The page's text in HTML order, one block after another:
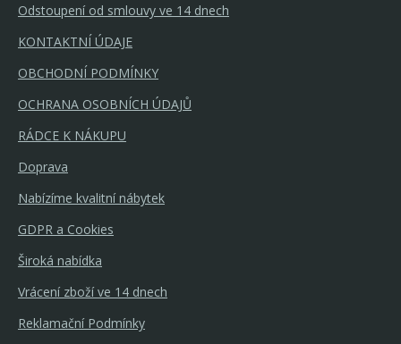
Odstoupení od smlouvy ve 14 dnech
KONTAKTNÍ ÚDAJE
OBCHODNÍ PODMÍNKY
OCHRANA OSOBNÍCH ÚDAJŮ
RÁDCE K NÁKUPU
Doprava
Nabízíme kvalitní nábytek
GDPR a Cookies
Široká nabídka
Vrácení zboží ve 14 dnech
Reklamační Podmínky